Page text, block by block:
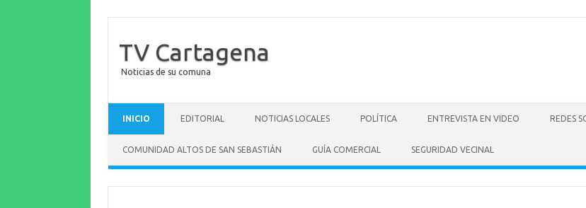
TV Cartagena
Noticias de su comuna
INICIO EDITORIAL NOTICIAS LOCALES POLÍTICA ENTREVISTA EN VIDEO REDES
COMUNIDAD ALTOS DE SAN SEBASTIÁN GUÍA COMERCIAL SEGURIDAD VECINAL